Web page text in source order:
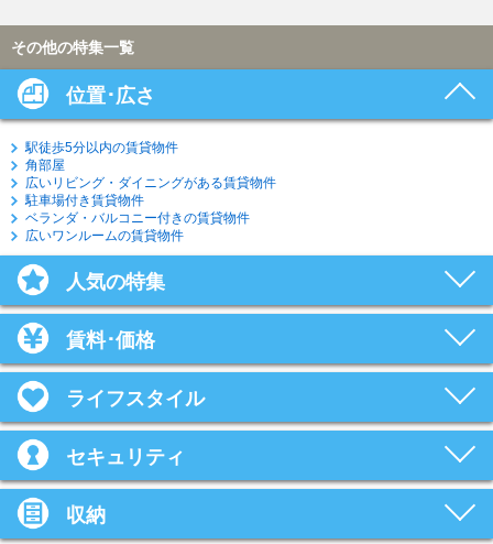
その他の特集一覧
位置･広さ
駅徒歩5分以内の賃貸物件
角部屋
広いリビング・ダイニングがある賃貸物件
駐車場付き賃貸物件
ベランダ・バルコニー付きの賃貸物件
広いワンルームの賃貸物件
人気の特集
賃料･価格
ライフスタイル
セキュリティ
収納